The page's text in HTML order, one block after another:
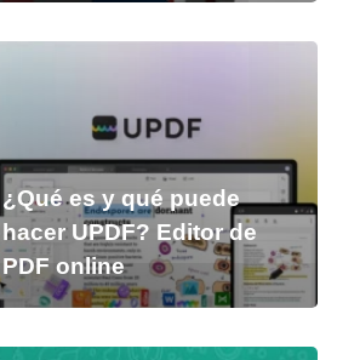
¿Qué es y qué puede
hacer UPDF? Editor de
PDF online